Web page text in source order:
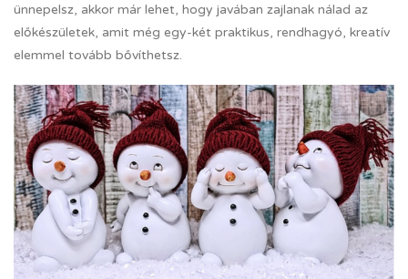
ünnepelsz, akkor már lehet, hogy javában zajlanak nálad az
előkészületek, amit még egy-két praktikus, rendhagyó, kreatív
elemmel tovább bővíthetsz.